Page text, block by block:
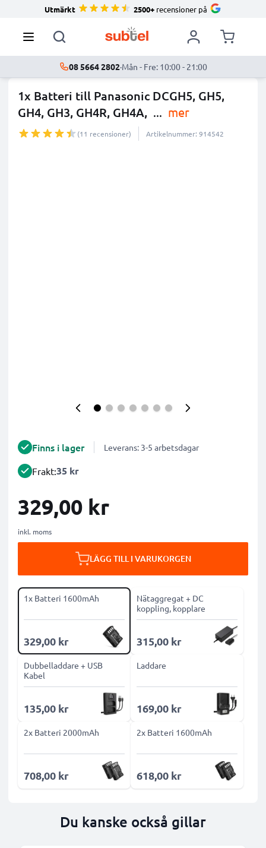
Utmärkt 2500+ recensioner på
08 5664 2802·Mån - Fre: 10:00 - 21:00
1x Batteri till Panasonic DCGH5, GH5,
GH4, GH3, GH4R, GH4A, ... mer
(11 recensioner) Artikelnummer: 914542
Finns i lager Leverans: 3-5 arbetsdagar
Frakt:35 kr
329,00 kr
inkl. moms
LÄGG TILL I VARUKORGEN
1x Batteri 1600mAh
329,00 kr
Nätaggregat + DC
koppling, kopplare
315,00 kr
Dubbelladdare + USB
Kabel
135,00 kr
Laddare
169,00 kr
2x Batteri 2000mAh
708,00 kr
2x Batteri 1600mAh
618,00 kr
Du kanske också gillar